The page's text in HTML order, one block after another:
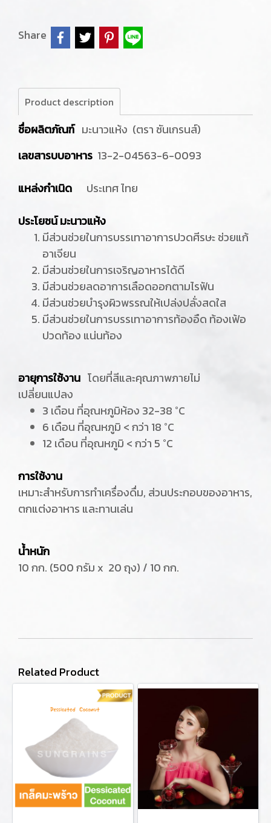
Share
Product description
ชื่อผลิตภัณฑ์ มะนาวแห้ง (ตรา ซันเกรนส์)
เลขสารบบอาหาร 13-2-04563-6-0093
แหล่งกำเนิด ประเทศ ไทย
ประโยชน์ มะนาวแห้ง
มีส่วนช่วยในการบรรเทาอาการปวดศีรษะ ช่วยแก้
อาเจียน
มีส่วนช่วยในการเจริญอาหารได้ดี
มีส่วนช่วยลดอาการเลือดออกตามไรฟัน
มีส่วนช่วยบำรุงผิวพรรณให้เปล่งปลั่งสดใส
มีส่วนช่วยในการบรรเทาอาการท้องอืด ท้องเฟ้อ
ปวดท้อง แน่นท้อง
อายุการใช้งาน โดยที่สีและคุณภาพภายไม่
เปลี่ยนแปลง
3 เดือน ที่อุณหภูมิห้อง 32-38 °C
6 เดือน ที่อุณหภูมิ < กว่า 18 °C
12 เดือน ที่อุณหภูมิ < กว่า 5 °C
การใช้งาน
เหมาะสำหรับการทำเครื่องดื่ม, ส่วนประกอบของอาหาร,
ตกแต่งอาหาร และทานเล่น
น้ำหนัก
10 กก. (500 กรัม x 20 ถุง) / 10 กก.
Related Product